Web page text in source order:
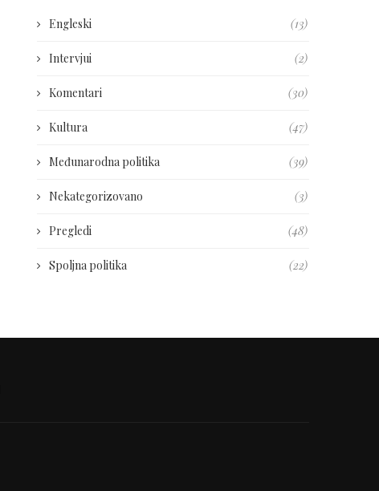
Engleski (13)
Intervjui (2)
Komentari (30)
Kultura (47)
Međunarodna politika (39)
Nekategorizovano (3)
Pregledi (48)
Spoljna politika (22)